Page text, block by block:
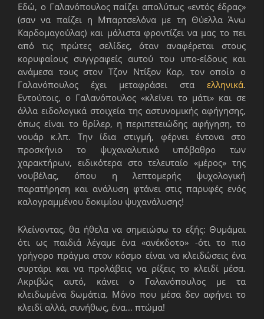
Εδώ, ο Γαλανόπουλος παίζει απολύτως «εντός έδρας»
(σαν να παίζει η Μπαρτσελόνα με τη Θύελλα Άνω
Καρδομαγούλας) και μάλιστα φροντίζει να μας το πει
από τις πρώτες σελίδες, όταν αναφέρεται στους
κορυφαίους συγγραφείς αυτού του υπο-είδους και
ανάμεσα τους στον Τζον Ντίξον Καρ, τον οποίο ο
Γαλανόπουλος έχει μεταφράσει στα ελληνικά.
Εντούτοις, ο Γαλανόπουλος «κλείνει το μάτι» και σε
άλλα ειδολογικά στοιχεία της αστυνομικής αφήγησης,
όπως είναι το θρίλερ, η περιπετειώδης αφήγηση, το
νουάρ κ.λπ. Την ίδια στιγμή, φέρνει έντονα στο
προσκήνιο το ψυχαναλυτικό υπόβαθρο των
χαρακτήρων, ειδικότερα στο τελευταίο «μέρος» της
νουβέλας, όπου η λεπτομερής ψυχολογική
παρατήρηση και ανάλυση φτάνει στις παρυφές ενός
καλογραμμένου δοκιμίου ψυχανάλυσης!
Κλείνοντας, θα ήθελα να σημειώσω το εξής: Θυμάμαι
ότι ως παιδιά λέγαμε ένα «ανέκδοτο» -ότι το πιο
γρήγορο πράγμα στον κόσμο είναι να κλειδώσεις ένα
συρτάρι και να προλάβεις να ρίξεις το κλειδί μέσα.
Ακριβώς αυτό, κάνει ο Γαλανόπουλος με τα
κλειδωμένα δωμάτια. Μόνο που μέσα δεν αφήνει το
κλειδί αλλά, συνήθως, ένα… πτώμα!